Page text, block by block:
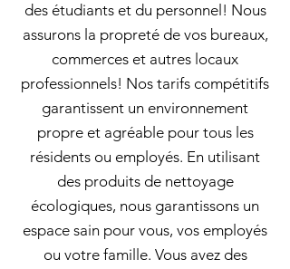
des étudiants et du personnel! Nous
assurons la propreté de vos bureaux,
commerces et autres locaux
professionnels! Nos tarifs compétitifs
garantissent un environnement
propre et agréable pour tous les
résidents ou employés. En utilisant
des produits de nettoyage
écologiques, nous garantissons un
espace sain pour vous, vos employés
ou votre famille. Vous avez des